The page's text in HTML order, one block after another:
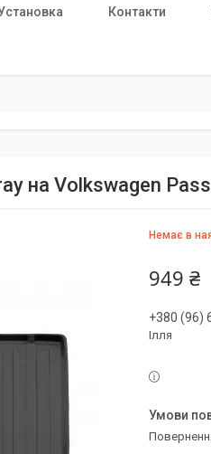
Контакти
на Volkswagen
Немає в
949 ₴
+380 (96)
Ілля